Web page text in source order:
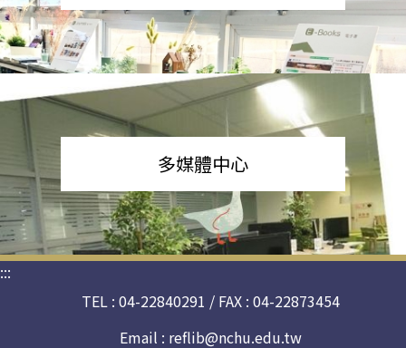
多媒體中心
:::
TEL : 04-22840291 / FAX : 04-22873454
Email : reflib@nchu.edu.tw